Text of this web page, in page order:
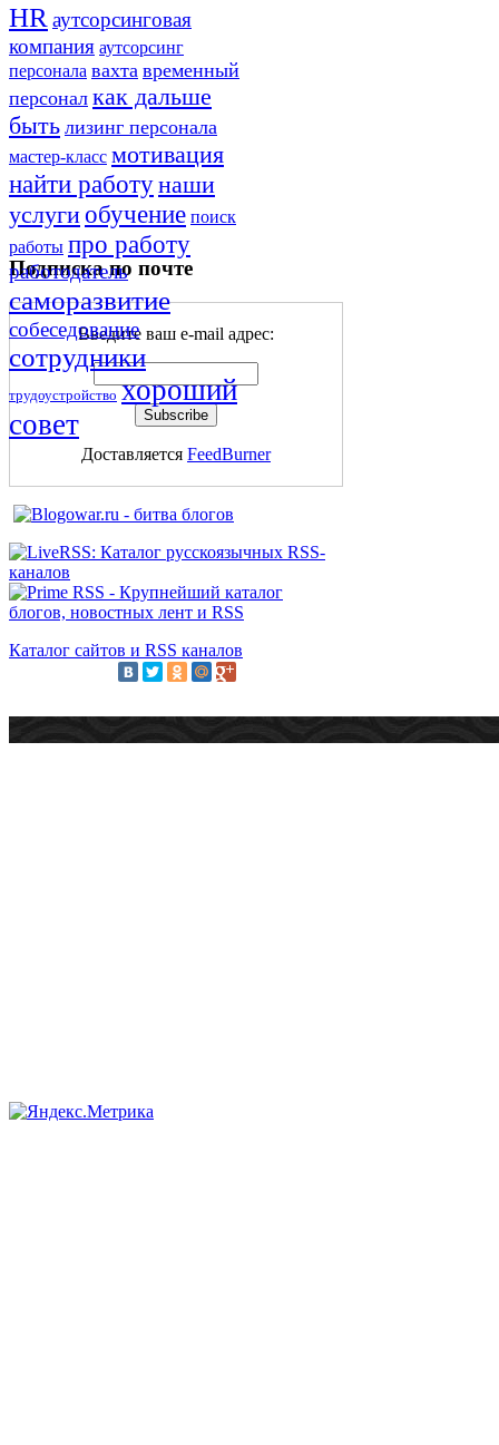
HRаутсорсинговая
компания аутсорсинг
персонала вахта временный
персонал как дальше
быть лизинг персонала
мастер-класс мотивация
найти работунаши
услугиобучение поиск
работы про работу
работодатель
саморазвитие
собеседование
сотрудники
трудоустройство хороший
совет
Подписка по почте
Введите ваш e-mail адрес:
Доставляется FeedBurner
Каталог сайтов и RSS каналов